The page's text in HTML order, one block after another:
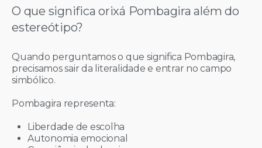
O que significa orixá Pombagira além do
estereótipo?
Quando perguntamos o que significa Pombagira,
precisamos sair da literalidade e entrar no campo
simbólico.
Pombagira representa:
Liberdade de escolha
Autonomia emocional